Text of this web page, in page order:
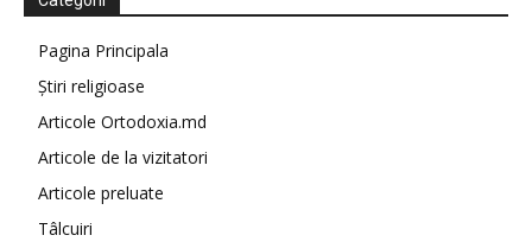
Pagina Principala
Știri religioase
Articole Ortodoxia.md
Articole de la vizitatori
Articole preluate
Tâlcuiri